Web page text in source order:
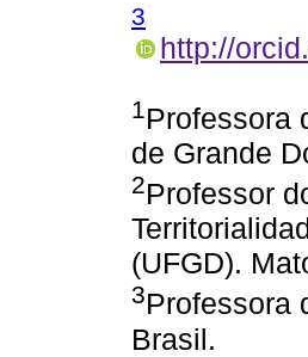
3
http://
1Professora
de Grande
2Professor
(UFGD).
3Professora
Brasil.